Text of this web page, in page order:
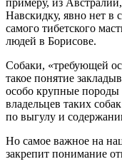
Навскидку, явно нет в
самого тибетского
людей в Борисове.
Собаки, «требующей
такое понятие
особо крупные
владельцев таких
по выгулу и
Но самое важное на
закрепит понимание